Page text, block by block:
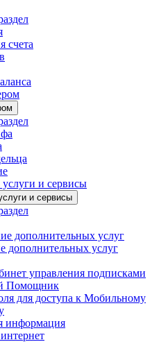
счета
и сервисы
и сервисы
дополнительных услуг
дополнительных услуг
управления подписками
Помощник
для доступа к Мобильному
информация